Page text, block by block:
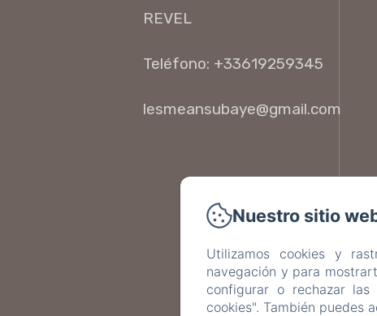
REVEL
Teléfono: +33619259345
lesmeansubaye@gmail.com
Nuestro sitio
Utilizamos cookies y
navegación y para
configurar o rechazar
cookies". También puedes